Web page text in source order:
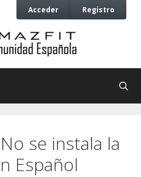
Acceder Registro
se instala la
Español